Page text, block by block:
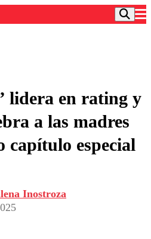
TV
en medios
lidera en rating y
a las madres
capítulo especial
Inostroza